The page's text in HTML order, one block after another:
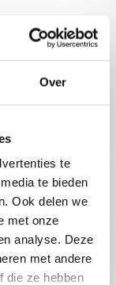
Over
te
te bieden
Ook delen we
met onze
analyse. Deze
met andere
die ze hebben
zorg en